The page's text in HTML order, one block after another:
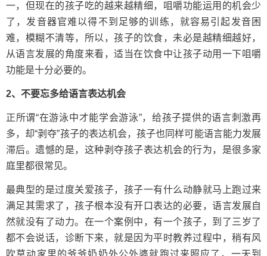
一，但现在的孩子吃的越来越精细，咀嚼功能运用的机会少
了，发音器官难以得不到足够的训练，就容易引起发音困
难，模糊不清等，所以，孩子的饮食，未必是越精细越好，
从语言发展的角度来看，适当在饮食中让孩子动用一下咀嚼
功能是十分必要的。
2、不要忘多给语言表达机会
正所谓“在游泳中才能学会游泳”，给孩子提供的语言刺激再
多，却“剥夺”孩子的表达机会，孩子也同样可能语言能力发展
滞后。遗憾的是，这种剥夺孩子表达机会的行为，是很多家
庭里都很常见。
最典型的是过度关爱孩子，孩子一有什么动静就马上跑过来
满足其需求了，孩子根本没有开口表达的必要，语言发展自
然就没有了动力。在一个案例中，有一个孩子，到了三岁了
都不会说话，诊断下来，就是因为平时教养过程中，稍有风
吹草动家里的爷爷奶奶外公外婆就跑过来照应了，一天到